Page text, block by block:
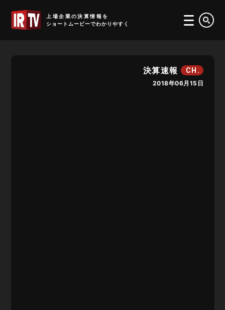
上場企業の決算情報を
ショートムービーでわかりやすく
決算速報 CH.
2018年06月15日